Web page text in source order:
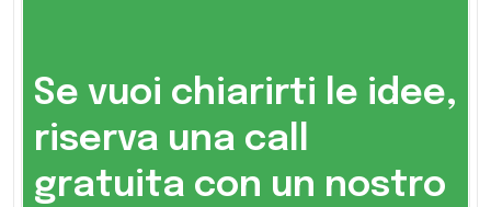
Se vuoi chiarirti le idee,
riserva una call
gratuita con un nostro